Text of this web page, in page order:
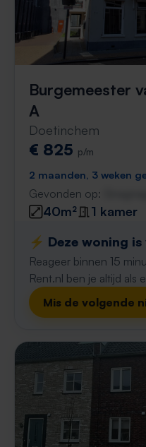
Burgemeester
A
Doetinchem
€ 825 p/m
2 maanden, 3 weken
Gevonden op:
40m²
1 kamer
⚡️ Deze woning
Reageer binnen 15
Rent.nl ben je altijd als
Mis de volgende